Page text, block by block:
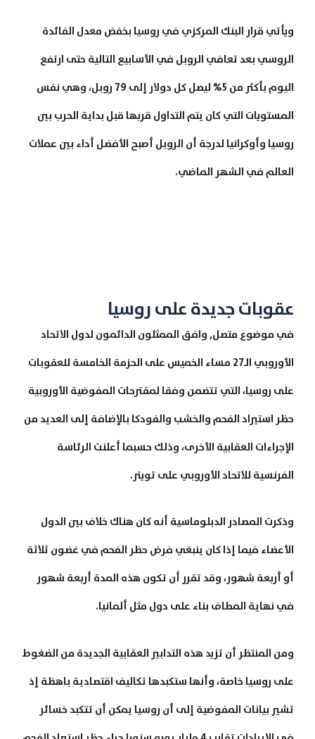
ويأتي قرار البنك المركزي في روسيا بخفض معدل الفائدة
الروسي بعد تعافي الروبل في الأسابيع التالية حتى ارتفع
اليوم بأكثر من 5% ليصل كل دولار إلى 79 روبل، وهي نفس
المستويات التي كان يتم التداول قربها قبل بداية الحرب بين
روسيا وأوكرانيا لدرجة أن الروبل أصبح الأفضل أداء بين عملات
العالم في الشهر الماضي.
عقوبات جديدة على روسيا
في موضوع متصل, وافق الممثلون الدائمون لدول الاتحاد
الأوروبي الـ27 مساء الخميس على الحزمة الخامسة للعقوبات
على روسيا، التي تتضمن وفقا لمقترحات المفوضية الأوروبية
حظر استيراد الفحم والخشب والفودكا بالإضافة إلى العديد من
الإجراءات العقابية الأخرى، وذلك حسبما أعلنت الرئاسة
الفرنسية للاتحاد الأوروبي على تويتر.
وذكرت المصادر الدبلوماسية أنه كان هناك خلاف بين الدول
الأعضاء فيما إذا كان ينبغي فرض حظر الفحم في غضون ثلاثة
أو أربعة شهور، وقد تقرر أن تكون هذه المدة أربعة شهور
في نهاية المطاف بناء على دول مثل ألمانيا.
ومن المنتظر أن تزيد هذه التدابير العقابية الجديدة من الضغوط
على روسيا خاصة، وأنها ستكبدها تكاليف اقتصادية باهظة إذ
تشير بيانات المفوضية إلى أن روسيا يمكن أن تتكبد خسائر